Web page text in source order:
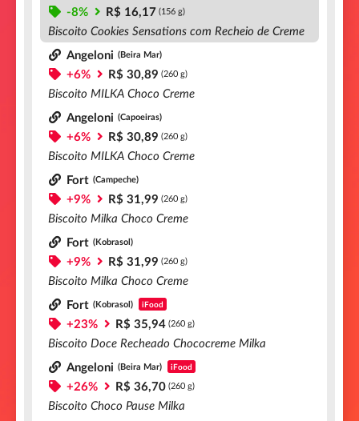
-8% R$ 16,17 (156 g)
Biscoito Cookies Sensations com Recheio de Creme
Angeloni (Beira Mar)
+6% R$ 30,89 (260 g)
Biscoito MILKA Choco Creme
Angeloni (Capoeiras)
+6% R$ 30,89 (260 g)
Biscoito MILKA Choco Creme
Fort (Campeche)
+9% R$ 31,99 (260 g)
Biscoito Milka Choco Creme
Fort (Kobrasol)
+9% R$ 31,99 (260 g)
Biscoito Milka Choco Creme
Fort (Kobrasol) iFood
+23% R$ 35,94 (260 g)
Biscoito Doce Recheado Chococreme Milka
Angeloni (Beira Mar) iFood
+26% R$ 36,70 (260 g)
Biscoito Choco Pause Milka